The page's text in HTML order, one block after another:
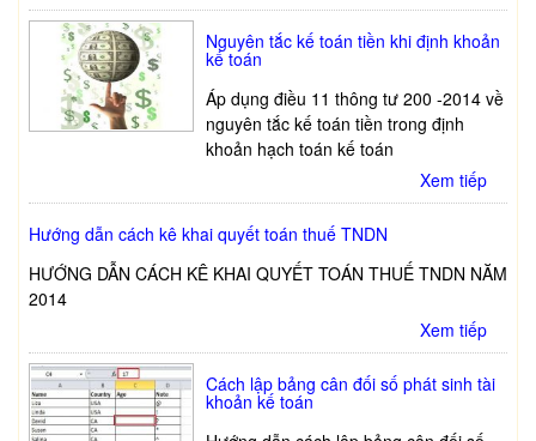
Nguyên tắc kế toán tiền khi định khoản
kế toán
Áp dụng điều 11 thông tư 200 -2014 về
nguyên tắc kế toán tiền trong định
khoản hạch toán kế toán
Xem tiếp
Hướng dẫn cách kê khai quyết toán thuế TNDN
HƯỚNG DẪN CÁCH KÊ KHAI QUYẾT TOÁN THUẾ TNDN NĂM
2014
Xem tiếp
Cách lập bảng cân đối số phát sinh tài
khoản kế toán